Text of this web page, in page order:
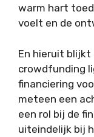
warm hart
voelt en de
En hieruit blijkt
crowdfunding
financiering
meteen een
een rol bij de
uiteindelijk bij